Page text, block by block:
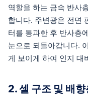
역할을 하는 금속 반사
합니다. 주변광은 전면
터를 통과한 후 반사층
눈으로 되돌아갑니다.
게 보이게 하여 인지 대
2. 셀 구조 및 배향